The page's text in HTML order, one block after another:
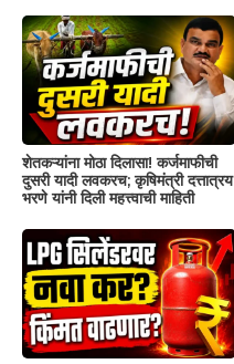
शेतकऱ्यांना मोठा दिलासा! कर्जमाफीची
दुसरी यादी लवकरच; कृषिमंत्री दत्तात्रय
भरणे यांनी दिली महत्त्वाची माहिती